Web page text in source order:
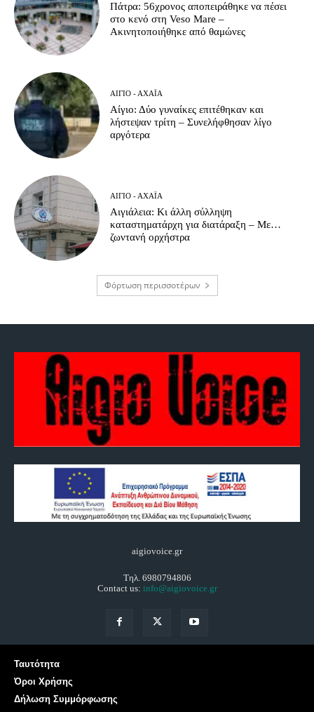
Πάτρα: 56χρονος αποπειράθηκε να πέσει
στο κενό στη Veso Mare –
Ακινητοποιήθηκε από θαμώνες
ΑΊΓΙΟ - ΑΧΑΪ́Α
Αίγιο: Δύο γυναίκες επιτέθηκαν και
λήστεψαν τρίτη – Συνελήφθησαν λίγο
αργότερα
ΑΊΓΙΟ - ΑΧΑΪ́Α
Αιγιάλεια: Κι άλλη σύλληψη
καταστηματάρχη για διατάραξη – Με…
ζωντανή ορχήστρα
Φόρτωση περισσοτέρων
aigiovoice.gr
Τηλ. 6980794806
Contact us: info@aigiovoice.gr
Ταυτότητα
Όροι Χρήσης
Δήλωση Συμμόρφωσης